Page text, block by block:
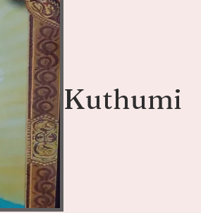
Kuthumi